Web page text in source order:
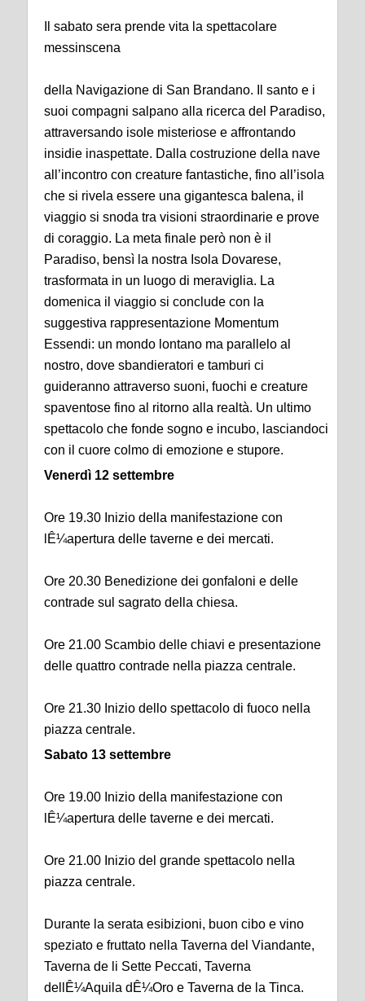
Il sabato sera prende vita la spettacolare
messinscena
della Navigazione di San Brandano. Il santo e i
suoi compagni salpano alla ricerca del Paradiso,
attraversando isole misteriose e affrontando
insidie inaspettate. Dalla costruzione della nave
all’incontro con creature fantastiche, fino all’isola
che si rivela essere una gigantesca balena, il
viaggio si snoda tra visioni straordinarie e prove
di coraggio. La meta finale però non è il
Paradiso, bensì la nostra Isola Dovarese,
trasformata in un luogo di meraviglia. La
domenica il viaggio si conclude con la
suggestiva rappresentazione Momentum
Essendi: un mondo lontano ma parallelo al
nostro, dove sbandieratori e tamburi ci
guideranno attraverso suoni, fuochi e creature
spaventose fino al ritorno alla realtà. Un ultimo
spettacolo che fonde sogno e incubo, lasciandoci
con il cuore colmo di emozione e stupore.
Venerdì 12 settembre
Ore 19.30 Inizio della manifestazione con
lÊ¼apertura delle taverne e dei mercati.
Ore 20.30 Benedizione dei gonfaloni e delle
contrade sul sagrato della chiesa.
Ore 21.00 Scambio delle chiavi e presentazione
delle quattro contrade nella piazza centrale.
Ore 21.30 Inizio dello spettacolo di fuoco nella
piazza centrale.
Sabato 13 settembre
Ore 19.00 Inizio della manifestazione con
lÊ¼apertura delle taverne e dei mercati.
Ore 21.00 Inizio del grande spettacolo nella
piazza centrale.
Durante la serata esibizioni, buon cibo e vino
speziato e fruttato nella Taverna del Viandante,
Taverna de li Sette Peccati, Taverna
dellÊ¼Aquila dÊ¼Oro e Taverna de la Tinca.